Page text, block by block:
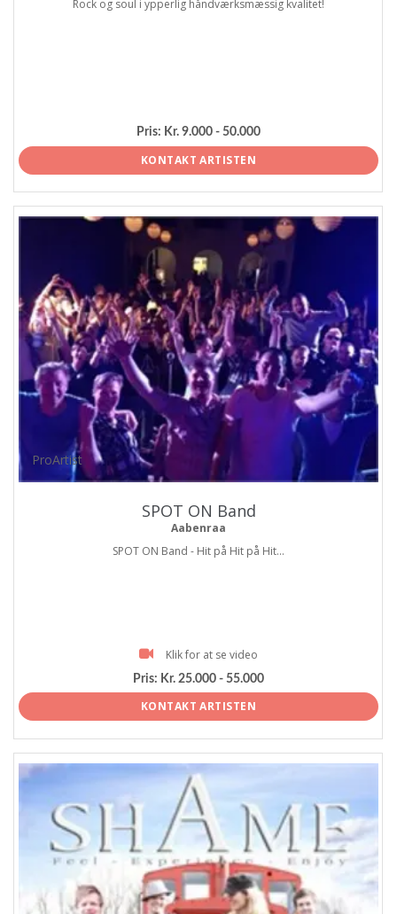
Rock og soul i ypperlig håndværksmæssig kvalitet!
Pris: Kr. 9.000 - 50.000
KONTAKT ARTISTEN
ProArtist
SPOT ON Band
Aabenraa
SPOT ON Band - Hit på Hit på Hit...
Klik for at se video
Pris: Kr. 25.000 - 55.000
KONTAKT ARTISTEN